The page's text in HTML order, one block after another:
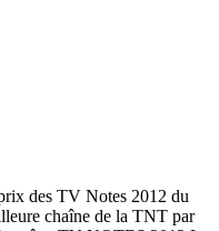
des TV Notes 2012 du
chaîne de la TNT par